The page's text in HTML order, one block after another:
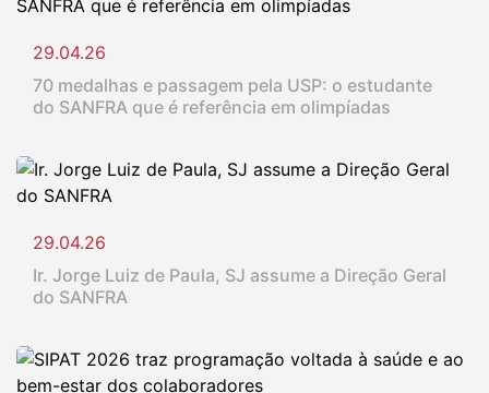
29.04.26
70 medalhas e passagem pela USP: o estudante
do SANFRA que é referência em olimpíadas
29.04.26
Ir. Jorge Luiz de Paula, SJ assume a Direção Geral
do SANFRA